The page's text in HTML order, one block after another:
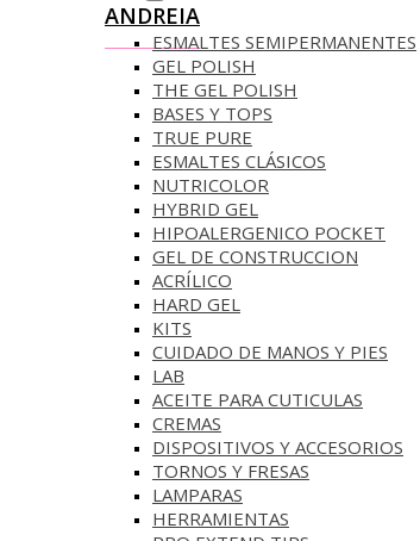
ANDREIA
ESMALTES SEMIPERMANENTES
GEL POLISH
THE GEL POLISH
BASES Y‎ TOPS
TRUE PURE
ESMALTES CLÁSICOS
NUTRICOLOR
HYBRID GEL
HIPOALERGENICO POCKET
GEL DE CONSTRUCCION
ACRÍLICO
HARD GEL
KITS
CUIDADO DE MANOS Y PIES
LAB
ACEITE PARA CUTICULAS
CREMAS
DISPOSITIVOS Y ACCESORIOS
TORNOS Y FRESAS
LAMPARAS
HERRAMIENTAS